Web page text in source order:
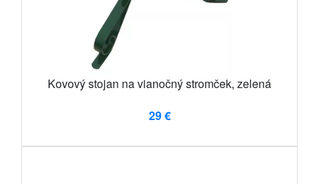
Kovový stojan na vianočný stromček, zelená
29 €